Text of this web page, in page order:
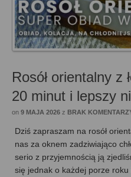
Rosół orientalny z
20 minut i lepszy
on 9 MAJA 2026 z BRAK
Dziś zapraszam na rosół
nas za oknem zadziwiająco
serio z przyjemnością ją
się jednak o każdej porze roku